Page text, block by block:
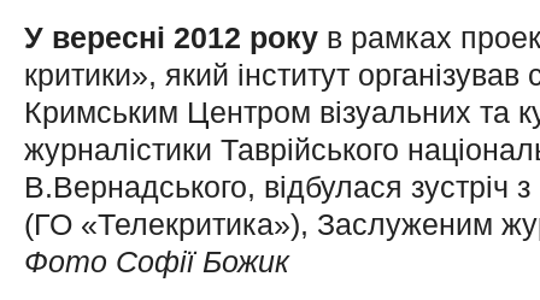
У вересні 2012 року в рамках
критики», який інститут
Кримським Центром візуальних та
журналістики Таврійського
В.Вернадського, відбулася
(ГО «Телекритика»), Заслуженим
Фото Софії Божик